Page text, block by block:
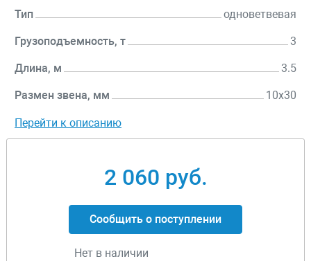
Тип одноветвевая
Грузоподъемность, т 3
Длина, м 3.5
Размен звена, мм 10х30
Перейти к описанию
2 060 руб.
Сообщить о поступлении
Нет в наличии